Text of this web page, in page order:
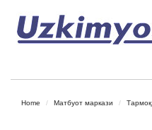
Home Матбуот маркази Тармоқ